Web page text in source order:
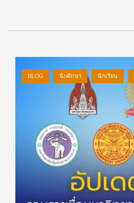
BLOG นักศึกษา นักเรียน